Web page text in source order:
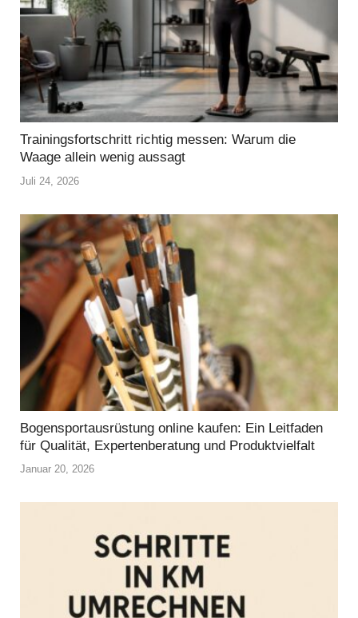
Trainingsfortschritt richtig messen: Warum die
Waage allein wenig aussagt
Juli 24, 2026
Bogensportausrüstung online kaufen: Ein Leitfaden
für Qualität, Expertenberatung und Produktvielfalt
Januar 20, 2026